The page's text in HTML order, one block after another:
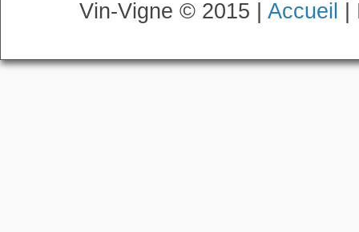
Vin-Vigne © 2015 | Accueil